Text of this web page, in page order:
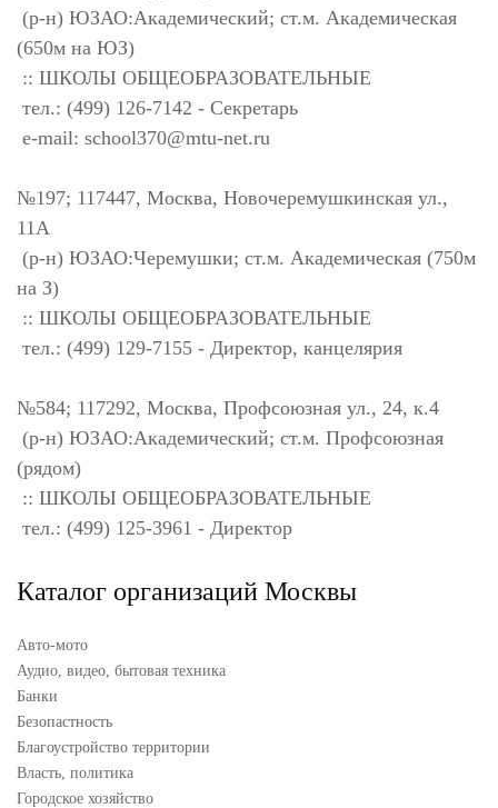
(р-н) ЮЗАО:Академический; ст.м. Академическая
(650м на ЮЗ)
:: ШКОЛЫ ОБЩЕОБРАЗОВАТЕЛЬНЫЕ
тел.: (499) 126-7142 - Секретарь
e-mail: school370@mtu-net.ru
№197; 117447, Москва, Новочеремушкинская ул.,
11А
(р-н) ЮЗАО:Черемушки; ст.м. Академическая (750м
на З)
:: ШКОЛЫ ОБЩЕОБРАЗОВАТЕЛЬНЫЕ
тел.: (499) 129-7155 - Директор, канцелярия
№584; 117292, Москва, Профсоюзная ул., 24, к.4
(р-н) ЮЗАО:Академический; ст.м. Профсоюзная
(рядом)
:: ШКОЛЫ ОБЩЕОБРАЗОВАТЕЛЬНЫЕ
тел.: (499) 125-3961 - Директор
Каталог организаций Москвы
Авто-мото
Аудио, видео, бытовая техника
Банки
Безопастность
Благоустройство территории
Власть, политика
Городское хозяйство